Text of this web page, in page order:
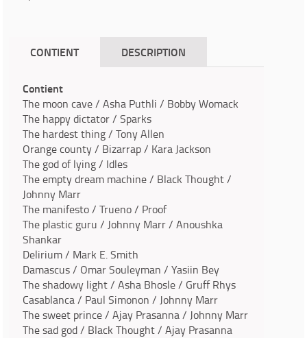
CONTIENT DESCRIPTION
Contient
The moon cave / Asha Puthli / Bobby Womack
The happy dictator / Sparks
The hardest thing / Tony Allen
Orange county / Bizarrap / Kara Jackson
The god of lying / Idles
The empty dream machine / Black Thought /
Johnny Marr
The manifesto / Trueno / Proof
The plastic guru / Johnny Marr / Anoushka
Shankar
Delirium / Mark E. Smith
Damascus / Omar Souleyman / Yasiin Bey
The shadowy light / Asha Bhosle / Gruff Rhys
Casablanca / Paul Simonon / Johnny Marr
The sweet prince / Ajay Prasanna / Johnny Marr
The sad god / Black Thought / Ajay Prasanna